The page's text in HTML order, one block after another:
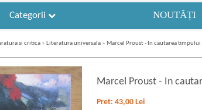
Categorii NOUTĂȚI
si critica » Literatura universala » Marcel Proust - In cautarea
Marcel Proust - In
Pret: 43,00 Lei